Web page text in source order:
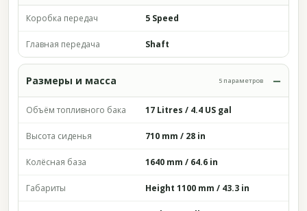
Коробка передач 5 Speed
Главная передача Shaft
Размеры и масса 5 параметров
Объём топливного бака 17 Litres / 4.4 US gal
Высота сиденья 710 mm / 28 in
Колёсная база 1640 mm / 64.6 in
Габариты Height 1100 mm / 43.3 in